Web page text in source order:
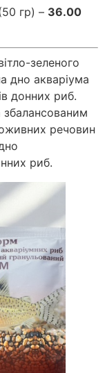
гр) – 36.00
зеленого
дно акваріума
донних риб.
збалансованим
речовин
риб.